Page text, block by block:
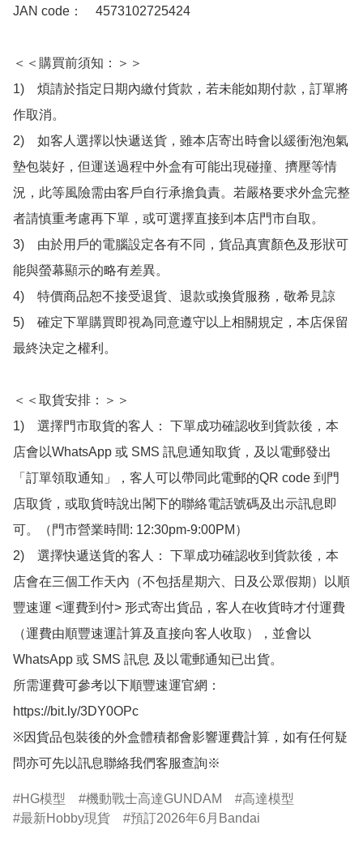
JAN code：　4573102725424
＜＜購買前須知：＞＞
1)　煩請於指定日期內繳付貨款，若未能如期付款，訂單將
作取消。
2)　如客人選擇以快遞送貨，雖本店寄出時會以緩衝泡泡氣
墊包裝好，但運送過程中外盒有可能出現碰撞、擠壓等情
況，此等風險需由客戶自行承擔負責。若嚴格要求外盒完整
者請慎重考慮再下單，或可選擇直接到本店門市自取。
3)　由於用戶的電腦設定各有不同，貨品真實顏色及形狀可
能與螢幕顯示的略有差異。
4)　特價商品恕不接受退貨、退款或換貨服務，敬希見諒
5)　確定下單購買即視為同意遵守以上相關規定，本店保留
最終決定之權利。
＜＜取貨安排：＞＞
1)　選擇門市取貨的客人： 下單成功確認收到貨款後，本
店會以WhatsApp 或 SMS 訊息通知取貨，及以電郵發出
「訂單領取通知」，客人可以帶同此電郵的QR code 到門
店取貨，或取貨時說出閣下的聯絡電話號碼及出示訊息即
可。（門市營業時間: 12:30pm-9:00PM）
2)　選擇快遞送貨的客人： 下單成功確認收到貨款後，本
店會在三個工作天內（不包括星期六、日及公眾假期）以順
豐速運 <運費到付> 形式寄出貨品，客人在收貨時才付運費
（運費由順豐速運計算及直接向客人收取），並會以
WhatsApp 或 SMS 訊息 及以電郵通知已出貨。
所需運費可參考以下順豐速運官網：
https://bit.ly/3DY0OPc
※因貨品包裝後的外盒體積都會影響運費計算，如有任何疑
問亦可先以訊息聯絡我們客服查詢※
HG模型 機動戰士高達GUNDAM
高達模型
最新Hobby現貨
預訂2026年6月Bandai